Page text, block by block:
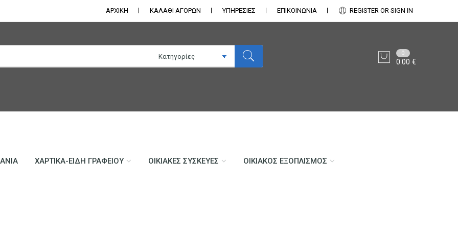
ΑΡΧΙΚΗ ΚΑΛΑΘΙ ΑΓΟΡΩΝ ΥΠΗΡΕΣΙΕΣ ΕΠΙΚΟΙΝΩΝΊΑ REGISTER OR SIGN IN
0
0.00€
ΧΑΡΤΙΚΆ-ΕΊΔΗ ΓΡΑΦΕΊΟΥ ΟΙΚΙΑΚΈΣ ΣΥΣΚΕΥΈΣ ΟΙΚΙΑΚΌΣ ΕΞΟΠΛΙΣΜΌΣ